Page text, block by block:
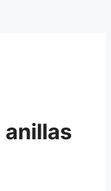
anillas